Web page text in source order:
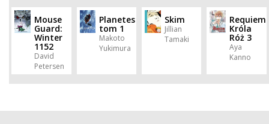
Mouse
Guard:
Winter
1152
David
Petersen
Planetes
tom 1
Makoto
Yukimura
Skim
Jillian
Tamaki
Requiem
Króla
Róż 3
Aya
Kanno